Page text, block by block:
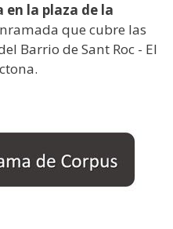
en la plaza de la
que cubre las
Barrio de Sant Roc - El